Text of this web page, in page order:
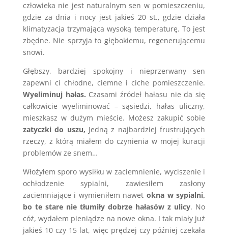
człowieka nie jest naturalnym sen w pomieszczeniu,
gdzie za dnia i nocy jest jakieś 20 st., gdzie działa
klimatyzacja trzymająca wysoką temperaturę. To jest
zbędne. Nie sprzyja to głębokiemu, regenerującemu
snowi.
Głębszy, bardziej spokojny i nieprzerwany sen
zapewni ci chłodne, ciemne i ciche pomieszczenie.
Wyeliminuj hałas. Czasami źródeł hałasu nie da się
całkowicie wyeliminować – sąsiedzi, hałas uliczny,
mieszkasz w dużym mieście. Możesz zakupić sobie
zatyczki do uszu, Jedną z najbardziej frustrujących
rzeczy, z którą miałem do czynienia w mojej kuracji
problemów ze snem…
Włożyłem sporo wysiłku w zaciemnienie, wyciszenie i
ochłodzenie sypialni, zawiesiłem zasłony
zaciemniające i wymieniłem nawetokna w sypialni,
bo te stare nie tłumiły dobrze hałasów z ulicy. No
cóż, wydałem pieniądze na nowe okna. I tak miały już
jakieś 10 czy 15 lat, więc prędzej czy później czekała